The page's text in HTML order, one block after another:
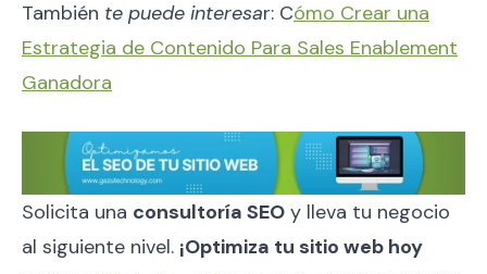
También te puede interesar: Cómo Crear una
Estrategia de Contenido Para Sales Enablement
Ganadora
Solicita una consultoría SEO y lleva tu negocio
al siguiente nivel. ¡Optimiza tu sitio web hoy